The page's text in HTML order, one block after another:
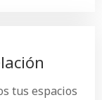
tus espacios